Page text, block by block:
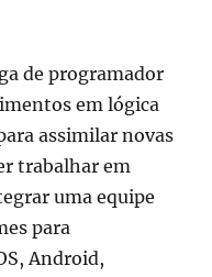
de programador
em lógica
assimilar novas
trabalhar em
uma equipe
para
Android,